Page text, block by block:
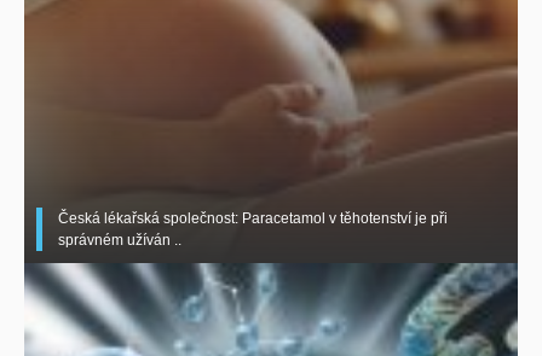
Česká lékařská společnost: Paracetamol v těhotenství je při
správném užíván ..